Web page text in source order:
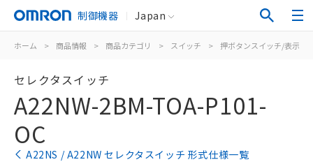
制御機器 Japan
ホーム > 商品情報 > 商品カテゴリ > スイッチ > 押ボタンスイッチ/表示灯
セレクタスイッチ
A22NW-2BM-TOA-P101-
OC
A22NS / A22NW セレクタスイッチ 形式仕様一覧